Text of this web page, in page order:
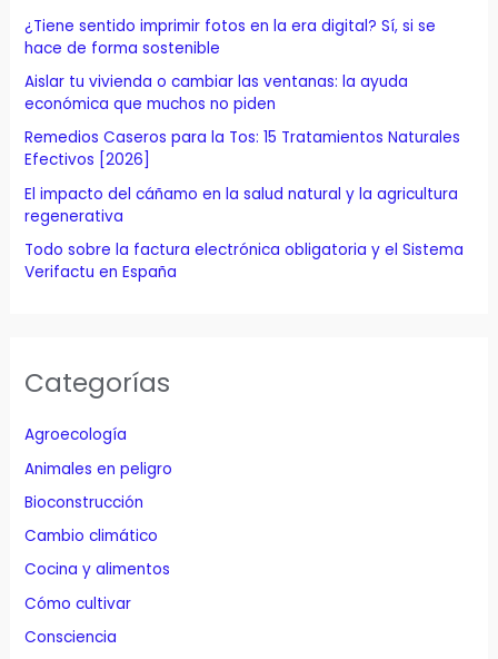
p
o
r
:
¿Tiene sentido imprimir fotos en la era digital? Sí, si se
hace de forma sostenible
Aislar tu vivienda o cambiar las ventanas: la ayuda
económica que muchos no piden
Remedios Caseros para la Tos: 15 Tratamientos Naturales
Efectivos [2026]
El impacto del cáñamo en la salud natural y la agricultura
regenerativa
Todo sobre la factura electrónica obligatoria y el Sistema
Verifactu en España
Categorías
Agroecología
Animales en peligro
Bioconstrucción
Cambio climático
Cocina y alimentos
Cómo cultivar
Consciencia